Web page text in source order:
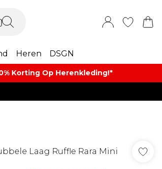
Heren DSGN
Korting Op Herenkleding​!*​
Laag Ruffle Rara Mini